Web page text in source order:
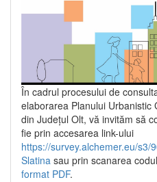
În cadrul procesului de
elaborarea Planului Urbanistic
din Județul Olt, vă invităm să
fie prin accesarea link-ului
https://survey.alchemer.eu/s3/
Slatina sau prin scanarea
format PDF.